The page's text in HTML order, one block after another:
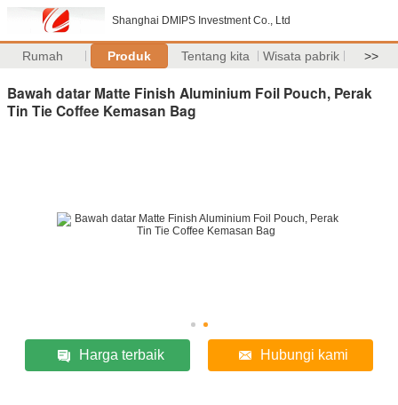
Shanghai DMIPS Investment Co., Ltd
Rumah Produk Tentang kita Wisata pabrik >>
Bawah datar Matte Finish Aluminium Foil Pouch, Perak
Tin Tie Coffee Kemasan Bag
Harga terbaik Hubungi kami